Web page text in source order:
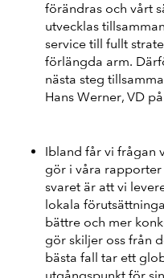
förändras och vårt
utvecklas
service till fullt
förlängda arm.
nästa steg
Hans Werner, VD
Ibland får vi frågan
gör i våra
svaret är att vi
lokala
bättre och mer
gör skiljer oss från
bästa fall tar ett